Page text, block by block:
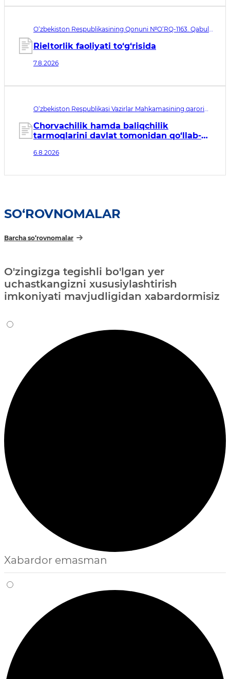
O‘zbekiston Respublikasining Qonuni №O‘RQ-1163. Qabul
Rieltorlik faoliyati to‘g‘risida
7.8.2026
O‘zbekiston Respublikasi Vazirlar Mahkamasining qarori
sanasi 07.08.2026
Chorvachilik hamda baliqchilik
tarmoqlarini davlat tomonidan qo‘llab-
tadbirlari to‘g‘risida
6.8.2026
SO‘ROVNOMALAR
Barcha so‘rovnomalar
O'zingizga tegishli bo'lgan yer
uchastkangizni xususiylashtirish
imkoniyati mavjudligidan xabardormisiz
Xabardor emasman